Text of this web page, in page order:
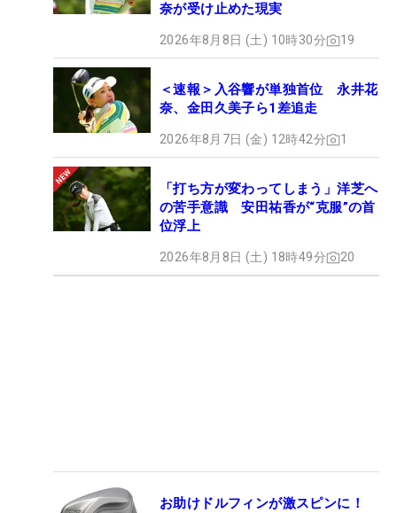
奈が受け止めた現実
2026年8月8日 (土) 10時30分 19
＜速報＞入谷響が単独首位 永井花
奈、金田久美子ら1差追走
2026年8月7日 (金) 12時42分 1
「打ち方が変わってしまう」洋芝へ
の苦手意識 安田祐香が“克服”の首
位浮上
2026年8月8日 (土) 18時49分 20
お助けドルフィンが激スピンに！